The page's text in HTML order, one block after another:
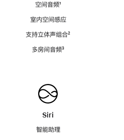
空间音频脚
¹
室内空间感应
支持立体声组合脚
²
多房间音频脚
³
Siri
智能助理